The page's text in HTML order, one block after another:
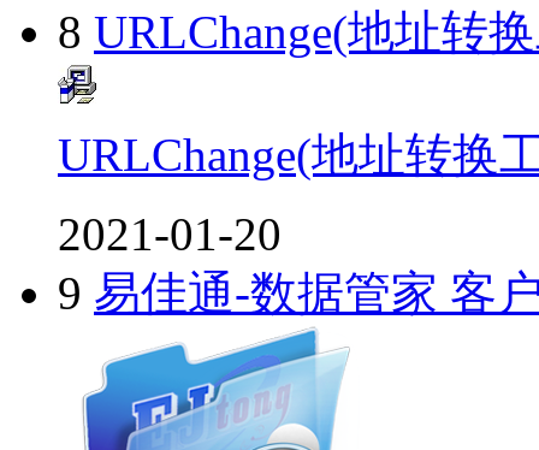
8 URLChange(地址转
URLChange(地址转换
2021-01-20
9 易佳通-数据管家 客